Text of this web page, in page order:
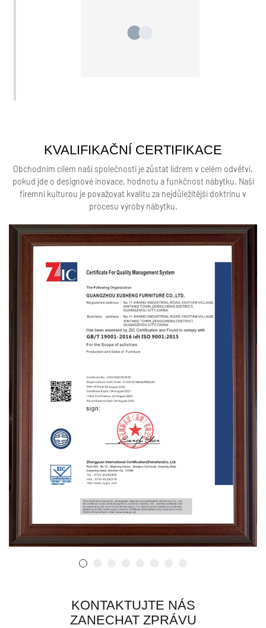
KVALIFIKAČNÍ CERTIFIKACE
Obchodním cílem naší společnosti je zůstat lídrem v celém odvětví,
pokud jde o designové inovace, hodnotu a funkčnost nábytku. Naší
firemní kulturou je považovat kvalitu za nejdůležitější doktrínu v
procesu výroby nábytku.
KONTAKTUJTE NÁS
ZANECHAT ZPRÁVU